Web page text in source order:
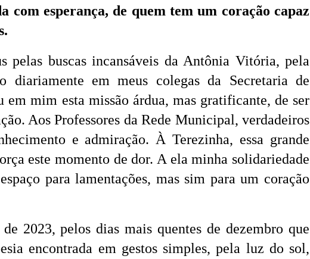
com esperança, de quem tem um coração capaz
pelas buscas incansáveis da Antônia Vitória, pela
diariamente em meus colegas da Secretaria de
mim esta missão árdua, mas gratificante, de ser
Aos Professores da Rede Municipal, verdadeiros
e admiração. À Terezinha, essa grande
este momento de dor. A ela minha solidariedade
para lamentações, mas sim para um coração
2023, pelos dias mais quentes de dezembro que
encontrada em gestos simples, pela luz do sol,